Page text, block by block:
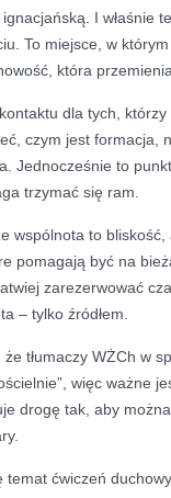
I właśnie
To miejsce, w
która
dla tych,
czym jest formacja,
Jednocześnie to
trzymać się ram.
wspólnota to
pomagają być na
zarezerwować
– tylko źródłem.
tłumaczy WŻCh w
więc ważne
drogę tak, aby
temat ćwiczeń